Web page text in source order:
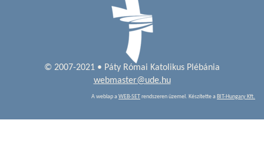
© 2007-2021 • Páty Római Katolikus Plébánia
webmaster@ude.hu
A weblap aWEB-SET rendszeren üzemel. Készítette aBIT-Hungary Kft.